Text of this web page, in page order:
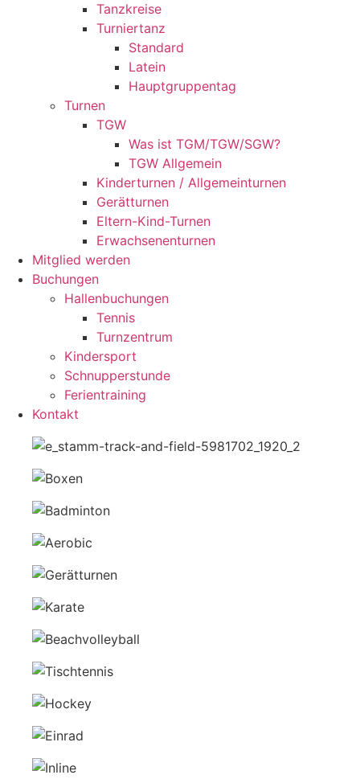
Tanzkreise
Turniertanz
Standard
Latein
Hauptgruppentag
Turnen
TGW
Was ist TGM/TGW/SGW?
TGW Allgemein
Kinderturnen / Allgemeinturnen
Gerätturnen
Eltern-Kind-Turnen
Erwachsenenturnen
Mitglied werden
Buchungen
Hallenbuchungen
Tennis
Turnzentrum
Kindersport
Schnupperstunde
Ferientraining
Kontakt